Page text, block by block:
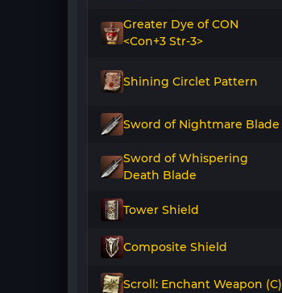
Greater Dye of CON
<Con+3 Str-3>
Shining Circlet Pattern
Sword of Nightmare Blade
Sword of Whispering
Death Blade
Tower Shield
Composite Shield
Scroll: Enchant Weapon (C)